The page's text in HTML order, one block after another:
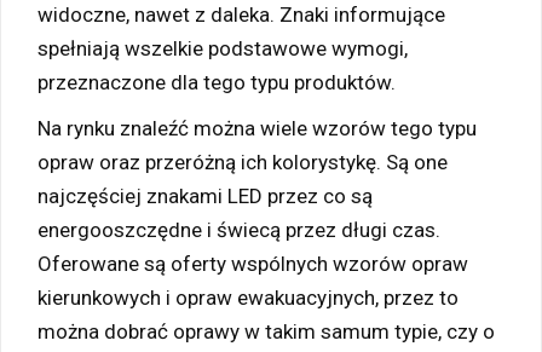
widoczne, nawet z daleka. Znaki informujące
spełniają wszelkie podstawowe wymogi,
przeznaczone dla tego typu produktów.
Na rynku znaleźć można wiele wzorów tego typu
opraw oraz przeróżną ich kolorystykę. Są one
najczęściej znakami LED przez co są
energooszczędne i świecą przez długi czas.
Oferowane są oferty wspólnych wzorów opraw
kierunkowych i opraw ewakuacyjnych, przez to
można dobrać oprawy w takim samum typie, czy o